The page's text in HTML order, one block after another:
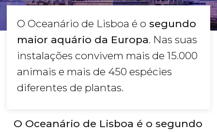
O Oceanário de Lisboa é o segundo
maior aquário da Europa. Nas suas
instalações convivem mais de 15.000
animais e mais de 450 espécies
diferentes de plantas.
O Oceanário de Lisboa é o segundo